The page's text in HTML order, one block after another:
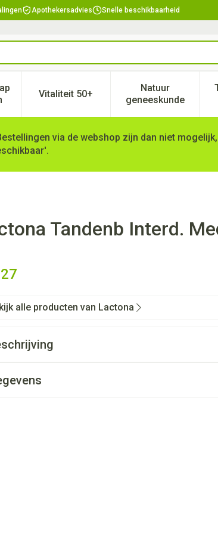
Apothekersadvies Snelle beschikbaarheid
hygiëne categorie
voeding en vitamines categorie
voor Zwangerschap en kinderen
Vitaliteit 50+Toon submenu voor Vitaliteit 50+
Natuur
geneeskunde
Toon
via de webshop zijn dan niet
Tandenb Interd.
alle producten van Lactona